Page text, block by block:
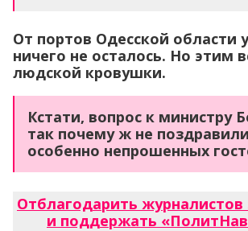
От портов Одесской области
ничего не осталось. Но этим
людской кровушки.
Кстати, вопрос к министру
так почему ж не
особенно непрошенных
Отблагодарить журналистов
и поддержать